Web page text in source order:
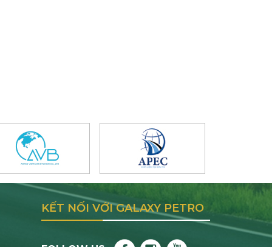
KẾT NỐI VỚI GALAXY PETRO